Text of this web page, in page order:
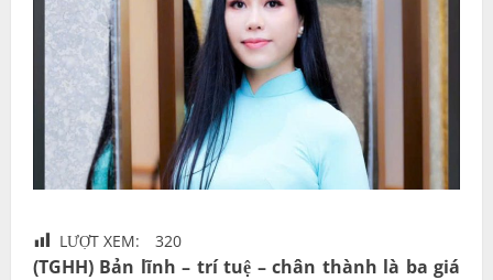
LƯỢT XEM: 320
(TGHH) Bản lĩnh – trí tuệ – chân thành là ba giá